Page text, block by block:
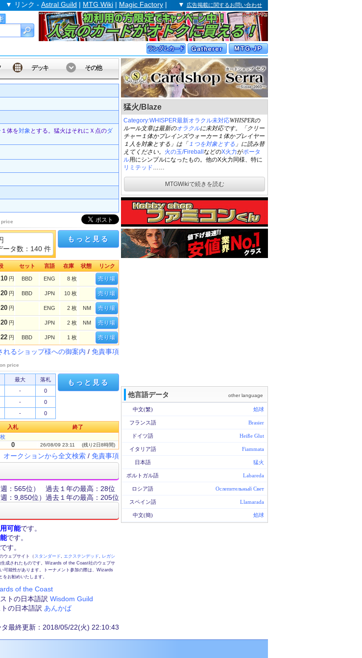
▼ リンク - Astral Guild | MTG Wiki | Magic Factory | ▼ 広告掲載に関するお問い合わせ
猛火/Blaze
Category:WHISPER最新オラクル未対応WHISPERの
ルール文章は最新のオラクルに未対応です。「クリー
チャー１体かプレインズウォーカー１体かプレイヤー
１人を対象とする」は「 １つを対象とする 」に読み替
えてください。 火の玉/Fireball などのX火力がポータ
ル用にシンプルになったもの。他のX火力同様、特に
リミテッド……
MTGWikiで続きを読む
他言語データ other language
中文(繁) 焰球
フランス語 Brasier
ドイツ語 Heiße Glut
イタリア語 Fiammata
日本語 猛火
ポルトガル語 Labareda
ロシア語 Ослепительный Свет
スペイン語 Llamarada
中文(簡) 焰球
デッキ その他
１体を対象 とする。猛火はそれにＸ点のダ
price
ータ数：140 件
もっと見る
セット 言語 在庫 状態 リンク
10 円 BBD ENG 8 枚 売り場
20 円 BBD JPN 10 枚 売り場
20 円 ENG 2 枚 NM 売り場
20 円 JPN 2 枚 NM 売り場
22 円 BBD JPN 1 枚 売り場
れるショップ様への御案内 / 免責事項
price
最大
落札
-
0
-
0
- 0
もっと見る
入札
終了
0 26/08/09 23:11 (残り2日8時間)
オークションから全文検索 / 免責事項
週：565位）
過去１年の最高：28位
週：9,850位） 過去１年の最高：205位
可能です。
です。
です。
ウェブサイト（ スタンダード,エクステンデッド, レガシ
生成されたものです。Wizards of the Coast社のウェブサ
可能性があります。トーナメント参加の際は、Wizards
お勧めいたします。
of the Coast
トの日本語訳 Wisdom Guild
の日本語訳 あんかば
タ最終更新：2018/05/22(火) 22:10:43